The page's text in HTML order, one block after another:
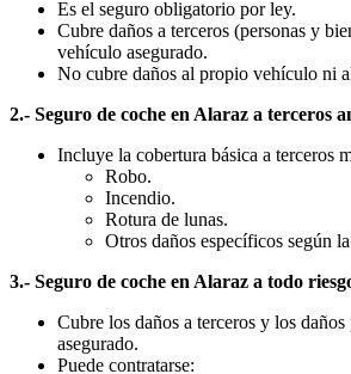
Es el seguro obligatorio por ley.
Cubre daños a terceros (personas y
vehículo asegurado.
No cubre daños al propio vehículo ni
2.- Seguro de coche en Alaraz a terceros
Incluye la cobertura básica a terceros
Robo.
Incendio.
Rotura de lunas.
Otros daños específicos según
3.- Seguro de coche en Alaraz a todo
Cubre los daños a terceros y los
asegurado.
Puede contratarse: